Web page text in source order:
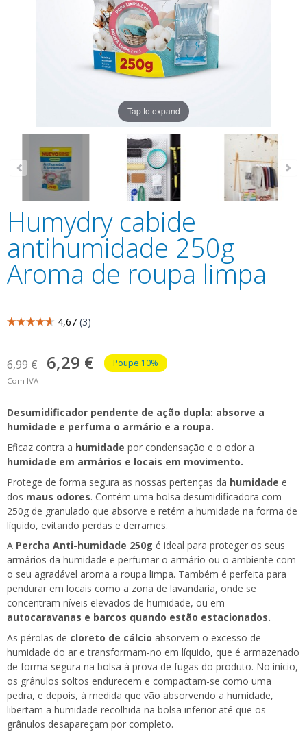
Tap to expand
Humydry cabide
antihumidade 250g
Aroma de roupa limpa
6,99 € 6,29 € Poupe 10%
Com IVA
Desumidificador pendente de ação dupla: absorve a
humidade e perfuma o armário e a roupa.
Eficaz contra a humidade por condensação e o odor a
humidade em armários e locais em movimento.
Protege de forma segura as nossas pertenças da humidade e
dos maus odores. Contém uma bolsa desumidificadora com
250g de granulado que absorve e retém a humidade na forma de
líquido, evitando perdas e derrames.
A Percha Anti-humidade 250g é ideal para proteger os seus
armários da humidade e perfumar o armário ou o ambiente com
o seu agradável aroma a roupa limpa. Também é perfeita para
pendurar em locais como a zona de lavandaria, onde se
concentram níveis elevados de humidade, ou em
autocaravanas e barcos quando estão estacionados.
As pérolas de cloreto de cálcio absorvem o excesso de
humidade do ar e transformam-no em líquido, que é armazenado
de forma segura na bolsa à prova de fugas do produto. No início,
os grânulos soltos endurecem e compactam-se como uma
pedra, e depois, à medida que vão absorvendo a humidade,
libertam a humidade recolhida na bolsa inferior até que os
grânulos desapareçam por completo.